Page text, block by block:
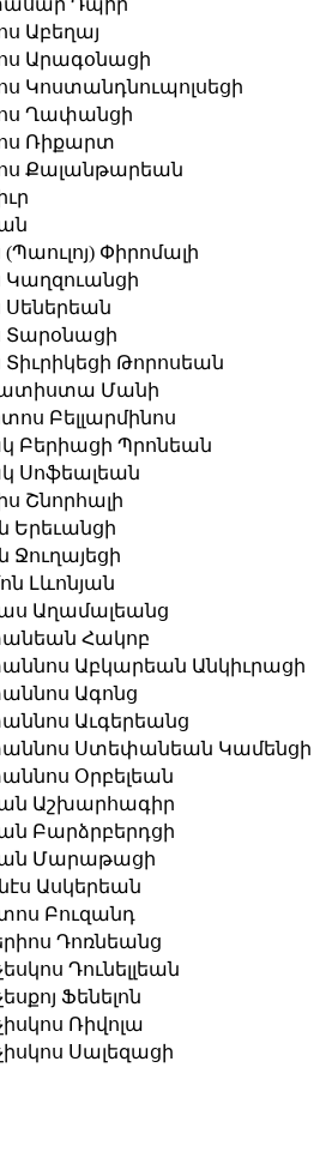
Դպիր
Աբեղայ
Արագօնացի
Կոստանդնուպոլսեցի
Ղափանցի
Ռիքարտ
Քալանթարեան
Փիրոմալի
Կաղզուանցի
Սեներեան
Տարօնացի
Տիւրիկեցի Թորոսեան
Մանի
Բելլարմինոս
Բերիացի Պրոնեան
Սոֆեալեան
Շնորհալի
Երեւանցի
Ջուղայեցի
Լևոնյան
Աղամալեանց
Հակոբ
Աբկարեան Անկիւրացի
Ագոնց
Աւգերեանց
Ստեփանեան Կամենցի
Օրբելեան
Աշխարհագիր
Բարձրբերդցի
Մարաթացի
Ասկերեան
Բուզանդ
Դոռնեանց
Դունելլեան
Ֆենելոն
Ռիվոլա
Սալեզացի